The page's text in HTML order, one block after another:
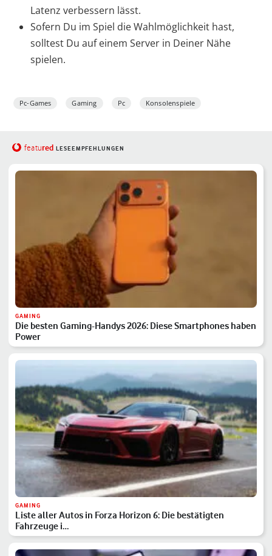
Latenz verbessern lässt.
Sofern Du im Spiel die Wahlmöglichkeit hast,
solltest Du auf einem Server in Deiner Nähe
spielen.
Pc-Games Gaming Pc Konsolenspiele
featured LESEEMPFEHLUNGEN
GAMING
Die besten Gaming-Handys 2026: Diese Smartphones haben
Power
GAMING
Liste aller Autos in Forza Horizon 6: Die bestätigten
Fahrzeuge i…